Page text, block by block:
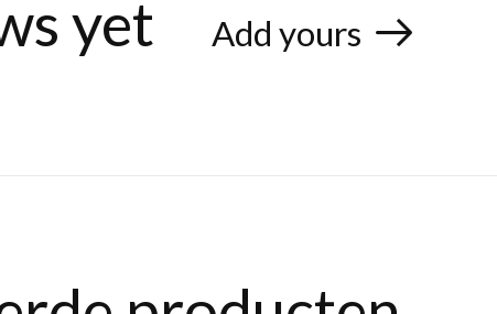
yet Add yours